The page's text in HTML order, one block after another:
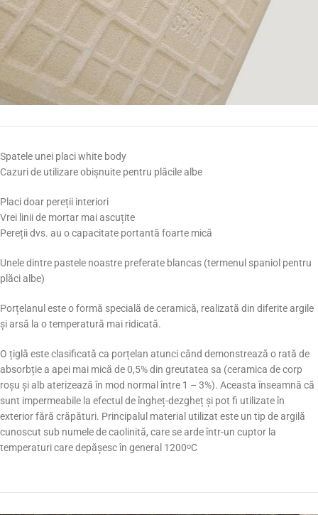
Spatele unei placi white body
Cazuri de utilizare obișnuite pentru plăcile albe
Placi doar pereții interiori
Vrei linii de mortar mai ascuțite
Pereții dvs. au o capacitate portantă foarte mică
Unele dintre pastele noastre preferate blancas (termenul spaniol pentru
plăci albe)
Porțelanul este o formă specială de ceramică, realizată din diferite argile
și arsă la o temperatură mai ridicată.
O țiglă este clasificată ca porțelan atunci când demonstrează o rată de
absorbție a apei mai mică de 0,5% din greutatea sa (ceramica de corp
roșu și alb aterizează în mod normal între 1 – 3%). Aceasta înseamnă că
sunt impermeabile la efectul de îngheț-dezgheț și pot fi utilizate în
exterior fără crăpături. Principalul material utilizat este un tip de argilă
cunoscut sub numele de caolinită, care se arde într-un cuptor la
temperaturi care depășesc în general 1200oC